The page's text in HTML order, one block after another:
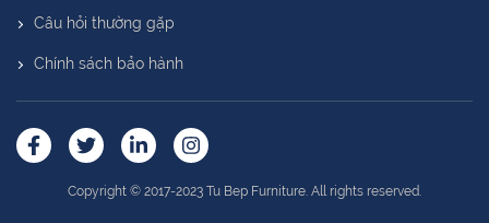
Câu hỏi thường gặp
Chính sách bảo hành
Copyright © 2017-2023 Tu Bep Furniture. All rights reserved.